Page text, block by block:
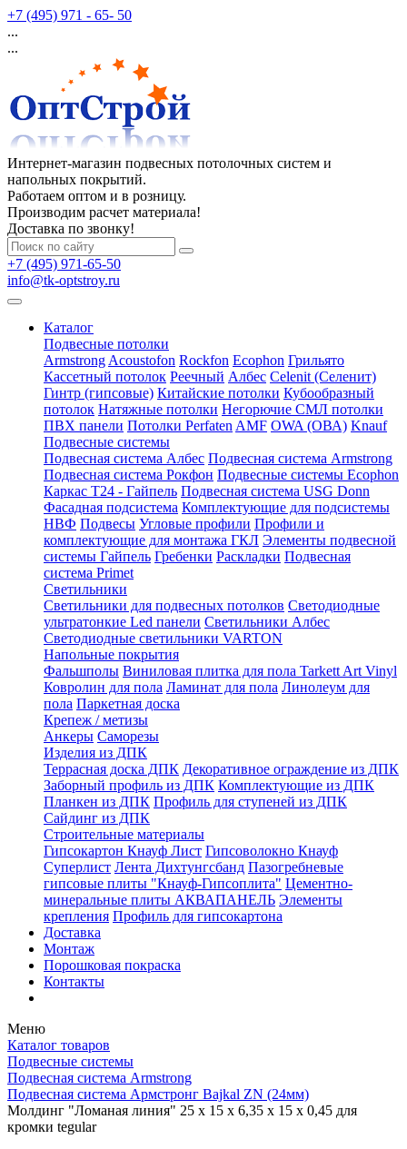
+7 (495) 971 - 65- 50
...
...
Интернет-магазин подвесных потолочных систем и
напольных покрытий.
Работаем оптом и в розницу.
Производим расчет материала!
Доставка по звонку!
+7 (495) 971-65-50
info@tk-optstroy.ru
Каталог
Подвесные потолки
Armstrong Acoustofon Rockfon Ecophon Грильято
Кассетный потолок Реечный Албес Celenit (Селенит)
Гинтр (гипсовые) Китайские потолки Кубообразный
потолок Натяжные потолки Негорючие СМЛ потолки
ПВХ панели Потолки Perfaten AMF OWA (ОВА) Knauf
Подвесные системы
Подвесная система Албес Подвесная система Armstrong
Подвесная система Рокфон Подвесные системы Ecophon
Каркас Т24 - Гайпель Подвесная система USG Donn
Фасадная подсистема Комплектующие для подсистемы
НВФ Подвесы Угловые профили Профили и
комплектующие для монтажа ГКЛ Элементы подвесной
системы Гайпель Гребенки Раскладки Подвесная
система Primet
Светильники
Светильники для подвесных потолков Светодиодные
ультратонкие Led панели Светильники Албес
Светодиодные светильники VARTON
Напольные покрытия
Фальшполы Виниловая плитка для пола Tarkett Art Vinyl
Ковролин для пола Ламинат для пола Линолеум для
пола Паркетная доска
Крепеж / метизы
Анкеры Саморезы
Изделия из ДПК
Террасная доска ДПК Декоративное ограждение из ДПК
Заборный профиль из ДПК Комплектующие из ДПК
Планкен из ДПК Профиль для ступеней из ДПК
Сайдинг из ДПК
Строительные материалы
Гипсокартон Кнауф Лист Гипсоволокно Кнауф
Суперлист Лента Дихтунгсбанд Пазогребневые
гипсовые плиты "Кнауф-Гипсоплита" Цементно-
минеральные плиты АКВАПАНЕЛЬ Элементы
крепления Профиль для гипсокартона
Доставка
Монтаж
Порошковая покраска
Контакты
Меню
Каталог товаров
Подвесные системы
Подвесная система Armstrong
Подвесная система Армстронг Bajkal ZN (24мм)
Молдинг "Ломаная линия" 25 x 15 x 6,35 x 15 x 0,45 для
кромки tegular